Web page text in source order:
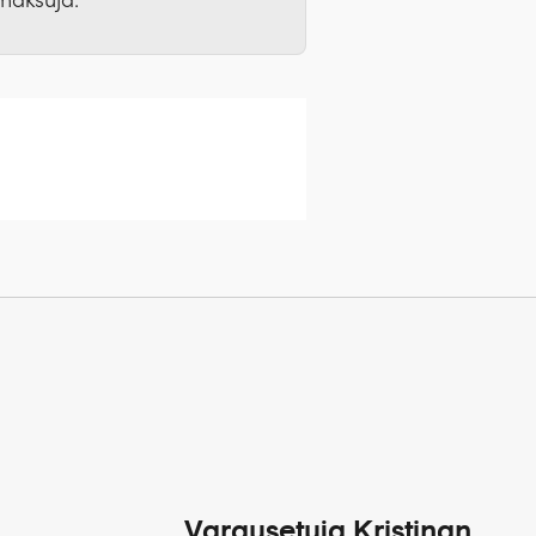
voi tutustua
EU- ja Eta-maissa